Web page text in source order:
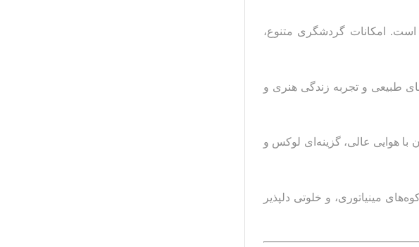
است. امکانات گردشگری متنوع،
طبیعی و تجربه زندگی هنری و
با هوایی عالی، گزینه‌ای لوکس و
مینیاتوری، و خلوتی دلپذیر